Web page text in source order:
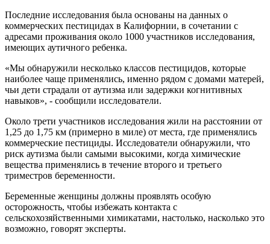
Последние исследования была основаны на данных о
коммерческих пестицидах в Калифорнии, в сочетании с
адресами проживания около 1000 участников исследования,
имеющих аутичного ребенка.
«Мы обнаружили несколько классов пестицидов, которые
наиболее чаще применялись, именно рядом с домами матерей,
чьи дети страдали от аутизма или задержки когнитивных
навыков», - сообщили исследователи.
Около трети участников исследования жили на расстоянии от
1,25 до 1,75 км (примерно в миле) от места, где применялись
коммерческие пестициды. Исследователи обнаружили, что
риск аутизма были самыми высокими, когда химические
вещества применялись в течение второго и третьего
триместров беременности.
Беременные женщины должны проявлять особую
осторожность, чтобы избежать контакта с
сельскохозяйственными химикатами, настолько, насколько это
возможно, говорят эксперты.